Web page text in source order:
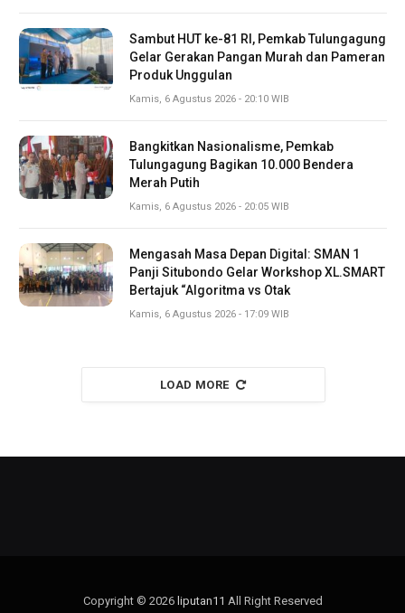
Sambut HUT ke-81 RI, Pemkab Tulungagung
Gelar Gerakan Pangan Murah dan Pameran
Produk Unggulan
Kamis, 6 Agustus 2026 - 20:10 WIB
Bangkitkan Nasionalisme, Pemkab
Tulungagung Bagikan 10.000 Bendera
Merah Putih
Kamis, 6 Agustus 2026 - 20:05 WIB
Mengasah Masa Depan Digital: SMAN 1
Panji Situbondo Gelar Workshop XL.SMART
Bertajuk “Algoritma vs Otak
Kamis, 6 Agustus 2026 - 17:09 WIB
LOAD MORE
Copyright © 2026 liputan11 All Right Reserved